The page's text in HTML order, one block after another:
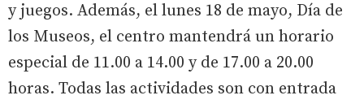
y juegos. Además, el lunes 18 de mayo, Día de
los Museos, el centro mantendrá un horario
especial de 11.00 a 14.00 y de 17.00 a 20.00
horas. Todas las actividades son con entrada